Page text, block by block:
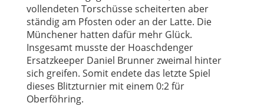
vollendeten Torschüsse scheiterten aber
ständig am Pfosten oder an der Latte. Die
Münchener hatten dafür mehr Glück.
Insgesamt musste der Hoaschdenger
Ersatzkeeper Daniel Brunner zweimal hinter
sich greifen. Somit endete das letzte Spiel
dieses Blitzturnier mit einem 0:2 für
Oberföhring.